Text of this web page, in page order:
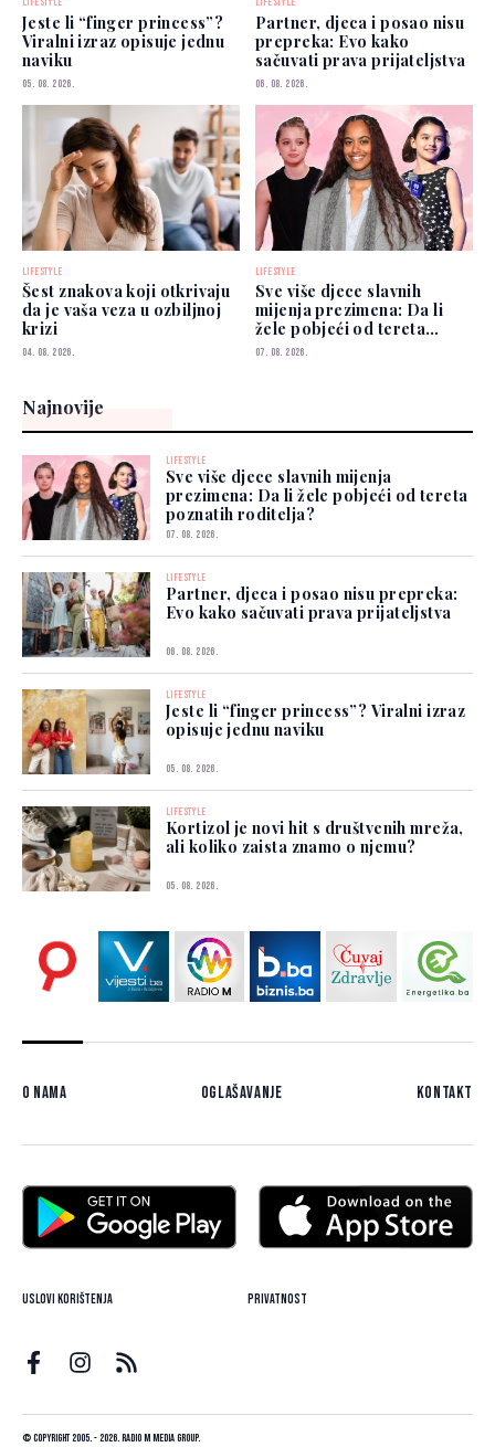
Jeste li “finger princess”?
Viralni izraz opisuje jednu
naviku
05. 08. 2026.
Partner, djeca i posao nisu
prepreka: Evo kako
sačuvati prava prijateljstva
06. 08. 2026.
LIFESTYLE
Šest znakova koji otkrivaju
da je vaša veza u ozbiljnoj
krizi
04. 08. 2026.
LIFESTYLE
Sve više djece slavnih
mijenja prezimena: Da li
žele pobjeći od tereta
poznatih roditelja?
07. 08. 2026.
Najnovije
LIFESTYLE
Sve više djece slavnih mijenja
prezimena: Da li žele pobjeći od tereta
poznatih roditelja?
07. 08. 2026.
LIFESTYLE
Partner, djeca i posao nisu prepreka:
Evo kako sačuvati prava prijateljstva
06. 08. 2026.
LIFESTYLE
Jeste li “finger princess”? Viralni izraz
opisuje jednu naviku
05. 08. 2026.
LIFESTYLE
Kortizol je novi hit s društvenih mreža,
ali koliko zaista znamo o njemu?
05. 08. 2026.
O nama Oglašavanje Kontakt
Uslovi korištenja Privatnost
© Copyright 2005. - 2026. Radio M Media Group.